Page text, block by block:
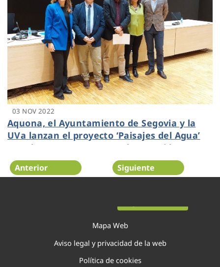
03 NOV 2022
Aquona, el Ayuntamiento de Segovia y la
UVa lanzan el proyecto ‘Paisajes del Agua’
para buscar propuestas a la recogida y
aprovechamiento del agua de lluvia
Anterior Siguiente
Mapa Web
Aviso legal y privacidad de la web
Política de cookies